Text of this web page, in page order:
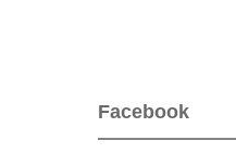
Facebook